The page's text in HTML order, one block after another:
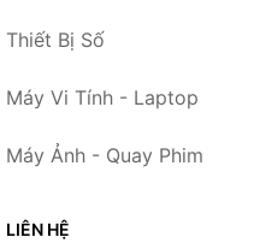
Thiết Bị Số
Máy Vi Tính - Laptop
Máy Ảnh - Quay Phim
LIÊN HỆ